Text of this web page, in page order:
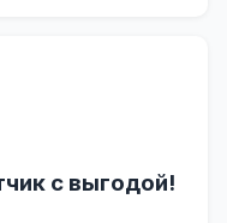
с выгодой!